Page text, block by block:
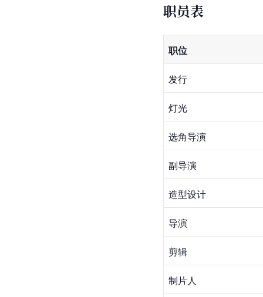
职员表
职位
发行
灯光
选角导演
副导演
造型设计
导演
剪辑
制片人